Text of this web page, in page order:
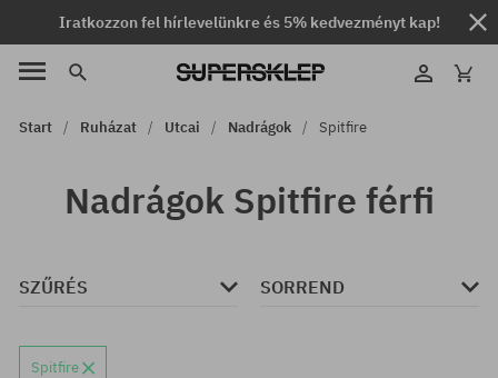
Iratkozzon fel hírlevelünkre és 5% kedvezményt kap!
Start Ruházat Utcai Nadrágok Spitfire
Nadrágok Spitfire férfi
SZŰRÉS SORREND
Spitfire